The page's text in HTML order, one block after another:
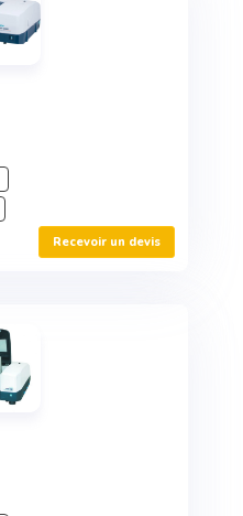
Recevoir un devis